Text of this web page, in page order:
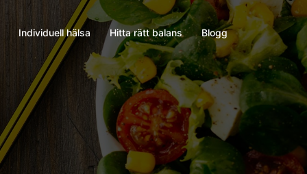
Individuell hälsa Hitta rätt balans Blogg